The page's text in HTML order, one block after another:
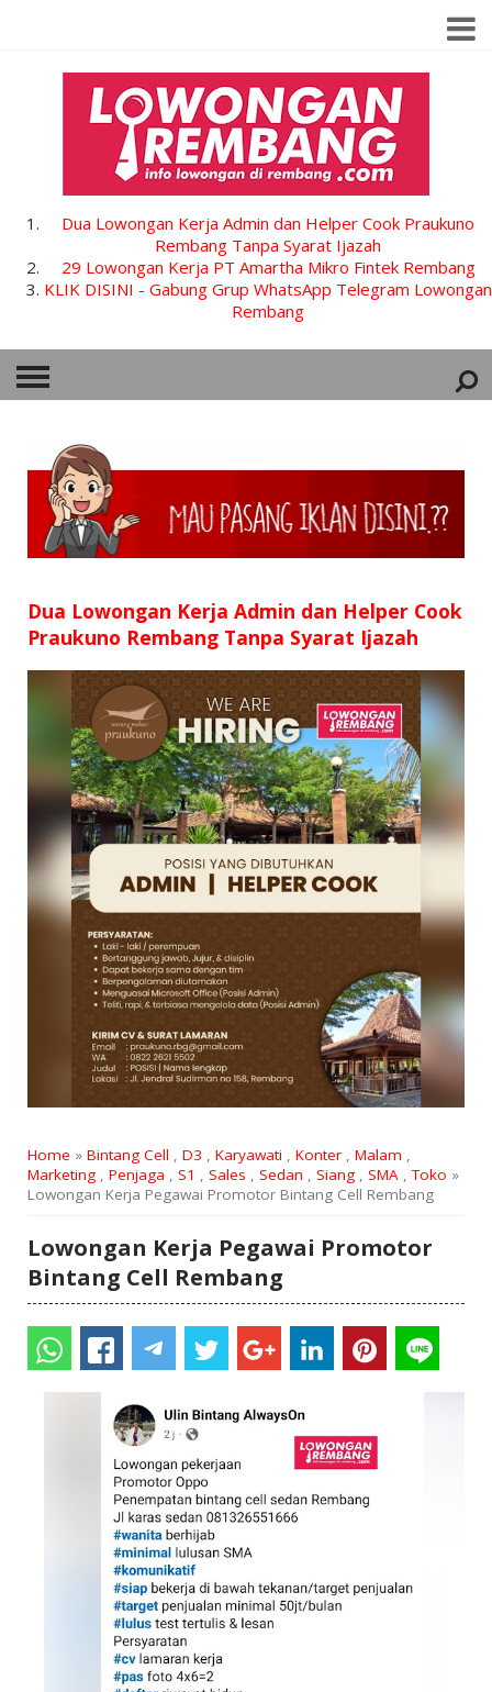
Dua Lowongan Kerja Admin dan Helper Cook Praukuno
Rembang Tanpa Syarat Ijazah
29 Lowongan Kerja PT Amartha Mikro Fintek Rembang
KLIK DISINI - Gabung Grup WhatsApp Telegram Lowongan
Rembang
HOME
SMP
D3
SURAT LAMARAN
RIWAYAT HIDUP
Dua Lowongan Kerja Admin dan Helper Cook
Praukuno Rembang Tanpa Syarat Ijazah
Home » Bintang Cell , D3 , Karyawati , Konter, Malam ,
Marketing, Penjaga , S1 , Sales , Sedan , Siang, SMA,Toko »
Lowongan Kerja Pegawai Promotor Bintang Cell Rembang
Lowongan Kerja Pegawai Promotor
Bintang Cell Rembang